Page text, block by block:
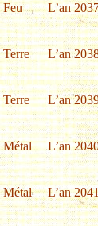
Feu L’an
Terre L’an
Terre L’an
Métal L’an
Métal L’an